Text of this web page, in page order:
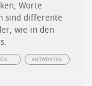
Worte
sind differente
wie in den
ANTWORTEN